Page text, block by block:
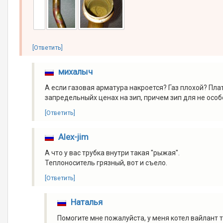
[Ответить]
михалыч
А если газовая арматура накроется? Газ плохой?
запредельныйх ценах на зип, причем зип для не
[Ответить]
Alex-jim
А что у вас трубка внутри такая "рыжая".
Теплоноситель грязный, вот и съело.
[Ответить]
Наталья
Помогите мне пожалуйста, у меня котел вайлант